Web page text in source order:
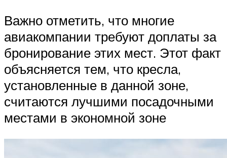
Важно отметить, что многие
авиакомпании требуют доплаты за
бронирование этих мест. Этот факт
объясняется тем, что кресла,
установленные в данной зоне,
считаются лучшими посадочными
местами в экономной зоне